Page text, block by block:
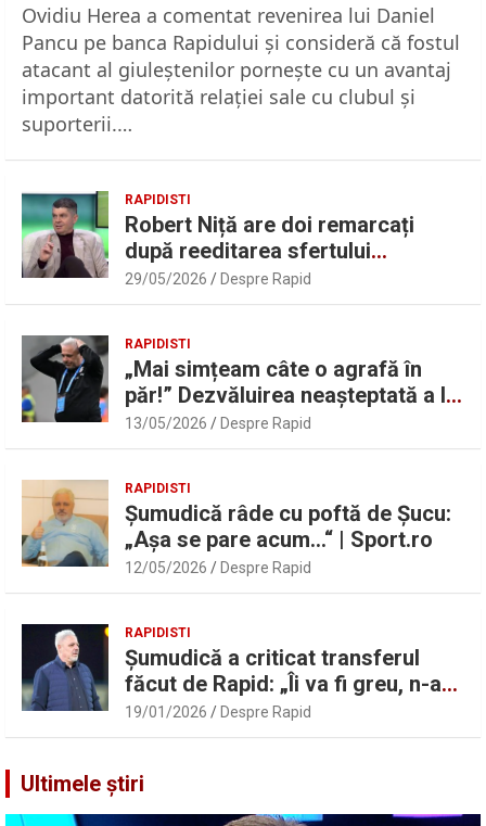
Ovidiu Herea a comentat revenirea lui Daniel
Pancu pe banca Rapidului şi consideră că fostul
atacant al giuleştenilor porneşte cu un avantaj
important datorită relaţiei sale cu clubul şi
suporterii.…
RAPIDISTI
Robert Niță are doi remarcați
după reeditarea sfertului
UEFAntastic: „Lideri în teren” |
Sport.ro
29/05/2026 Despre Rapid
RAPIDISTI
„Mai simțeam câte o agrafă în
păr!” Dezvăluirea neașteptată a lui
Marius Șumudică despre Daniel
Pancu
13/05/2026 Despre Rapid
RAPIDISTI
Șumudică râde cu poftă de Șucu:
„Așa se pare acum…“ | Sport.ro
12/05/2026 Despre Rapid
RAPIDISTI
Șumudică a criticat transferul
făcut de Rapid: „Îi va fi greu, n-am
înțeles”
19/01/2026 Despre Rapid
Ultimele știri